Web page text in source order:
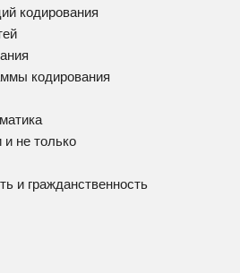
кодирования
кодирования
не только
и гражданственность